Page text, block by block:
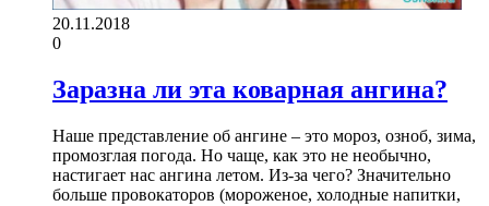
20.11.2018
0
Заразна ли эта коварная ангина?
Наше представление об ангине – это мороз, озноб, зима,
промозглая погода. Но чаще, как это не необычно,
настигает нас ангина летом. Из-за чего? Значительно
больше провокаторов (мороженое, холодные напитки,